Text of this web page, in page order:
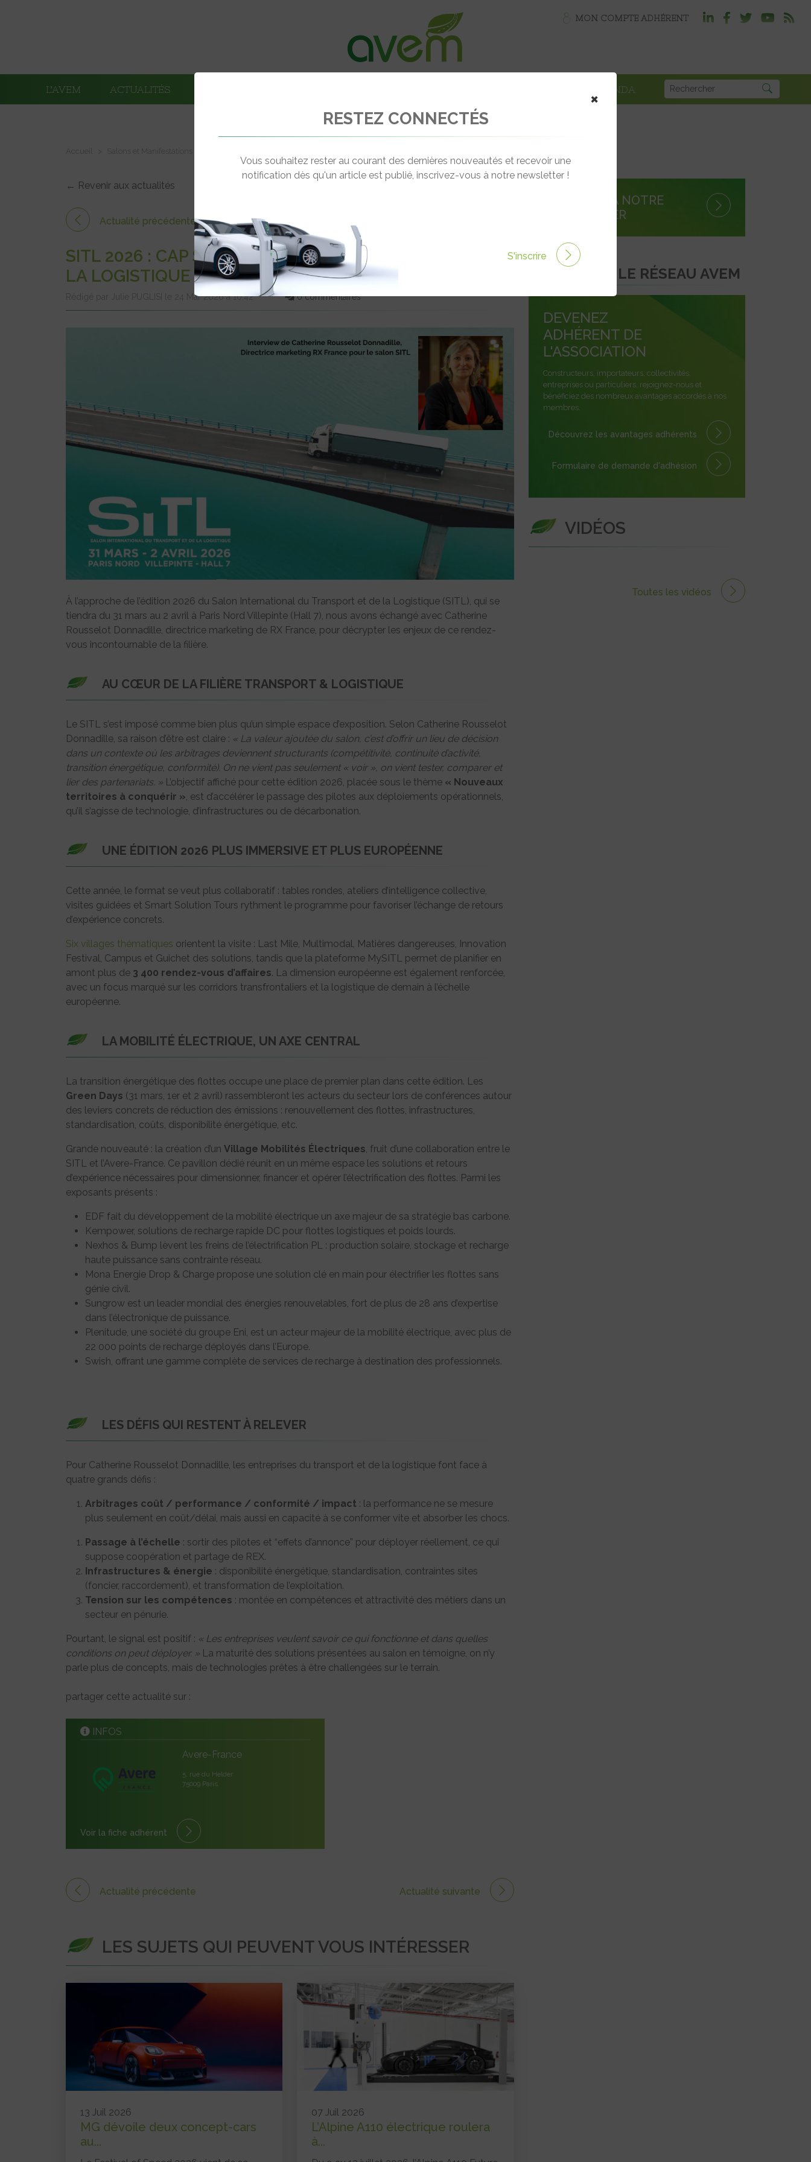
MON COMPTE ADHÉRENT
L’AVEM ACTUALITÉS AGENDA
← Revenir aux actualités
Actualité précédente
SITL 2026 : CAP SUR LES NOUVELLES FRONTIÈRES DE
LA LOGISTIQUE DURABLE
Rédigé par Julie PUGLISI le 24 Mar 2026 à 10:42 0 commentaires
À l’approche de l’édition 2026 du Salon International du Transport et de la Logistique (SITL), qui se
tiendra du 31 mars au 2 avril à Paris Nord Villepinte (Hall 7), nous avons échangé avec Catherine
Rousselot Donnadille, directrice marketing de RX France, pour décrypter les enjeux de ce rendez-
vous incontournable de la filière.
AU CŒUR DE LA FILIÈRE TRANSPORT & LOGISTIQUE
Le SITL s’est imposé comme bien plus qu’un simple espace d’exposition. Selon Catherine Rousselot
Donnadille, sa raison d’être est claire : « La valeur ajoutée du salon, c’est d’offrir un lieu de décision
dans un contexte où les arbitrages deviennent structurants (compétitivité, continuité d’activité,
transition énergétique, conformité). On ne vient pas seulement « voir », on vient tester, comparer et
lier des partenariats. » L’objectif affiché pour cette édition 2026, placée sous le thème « Nouveaux
territoires à conquérir », est d’accélérer le passage des pilotes aux déploiements opérationnels,
qu’il s’agisse de technologie, d’infrastructures ou de décarbonation.
UNE ÉDITION 2026 PLUS IMMERSIVE ET PLUS EUROPÉENNE
Cette année, le format se veut plus collaboratif : tables rondes, ateliers d’intelligence collective,
visites guidées et Smart Solution Tours rythment le programme pour favoriser l’échange de retours
d’expérience concrets.
Six villages thématiques orientent la visite : Last Mile, Multimodal, Matières dangereuses, Innovation
Festival, Campus et Guichet des solutions, tandis que la plateforme MySITL permet de planifier en
amont plus de 3 400 rendez-vous d’affaires. La dimension européenne est également renforcée,
avec un focus marqué sur les corridors transfrontaliers et la logistique de demain à l’échelle
européenne.
LA MOBILITÉ ÉLECTRIQUE, UN AXE CENTRAL
La transition énergétique des flottes occupe une place de premier plan dans cette édition. Les
Green Days (31 mars, 1er et 2 avril) rassembleront les acteurs du secteur lors de conférences autour
des leviers concrets de réduction des émissions : renouvellement des flottes, infrastructures,
standardisation, coûts, disponibilité énergétique, etc.
Grande nouveauté : la création d’un Village Mobilités Électriques, fruit d’une collaboration entre le
SITL et l’Avere-France. Ce pavillon dédié réunit en un même espace les solutions et retours
d’expérience nécessaires pour dimensionner, financer et opérer l’électrification des flottes. Parmi les
exposants présents :
EDF fait du développement de la mobilité électrique un axe majeur de sa stratégie bas carbone.
Kempower, solutions de recharge rapide DC pour flottes logistiques et poids lourds.
Nexhos & Bump lèvent les freins de l’électrification PL : production solaire, stockage et recharge
haute puissance sans contrainte réseau.
Mona Energie Drop & Charge propose une solution clé en main pour électrifier les flottes sans
génie civil.
Sungrow est un leader mondial des énergies renouvelables, fort de plus de 28 ans d’expertise
dans l’électronique de puissance.
Plenitude, une société du groupe Eni, est un acteur majeur de la mobilité électrique, avec plus de
22 000 points de recharge déployés dans l’Europe.
Swish, offrant une gamme complète de services de recharge à destination des professionnels.
LES DÉFIS QUI RESTENT À RELEVER
Pour Catherine Rousselot Donnadille, les entreprises du transport et de la logistique font face à
quatre grands défis :
Arbitrages coût / performance / conformité / impact : la performance ne se mesure
plus seulement en coût/délai, mais aussi en capacité à se conformer vite et absorber les chocs.
Passage à l’échelle : sortir des pilotes et “effets d’annonce” pour déployer réellement, ce qui
suppose coopération et partage de REX.
Infrastructures & énergie : disponibilité énergétique, standardisation, contraintes sites
(foncier, raccordement), et transformation de l’exploitation.
Tension sur les compétences : montée en compétences et attractivité des métiers dans un
secteur en pénurie.
Pourtant, le signal est positif : « Les entreprises veulent savoir ce qui fonctionne et dans quelles
conditions on peut déployer. » La maturité des solutions présentées au salon en témoigne, on n’y
parle plus de concepts, mais de technologies prêtes à être challengées sur le terrain.
partager cette actualité sur :
INFOS
Avere-France
5, rue du Helder
75009 Paris
Voir la fiche adhérent
Actualité précédente Actualité suivante
LES SUJETS QUI PEUVENT VOUS INTÉRESSER
13 Juil 2026
MG dévoile deux concept-cars
au...
07 Juil 2026
L’Alpine A110 électrique roulera
à...
S'INSCRIRE À NOTRE
NEWSLETTER
REJOINDRE LE RÉSEAU AVEM
DEVENEZ
ADHÉRENT DE
L'ASSOCIATION
Constructeurs, importateurs, collectivités,
entreprises ou particuliers, rejoignez-nous et
bénéficiez des nombreux avantages accordés à nos
membres.
Découvrez les avantages adhérents
Formulaire de demande d'adhésion
VIDÉOS
Toutes les vidéos
×
RESTEZ CONNECTÉS
Vous souhaitez rester au courant des dernières nouveautés et recevoir une
notification dès qu'un article est publié, inscrivez-vous à notre newsletter !
S'inscrire